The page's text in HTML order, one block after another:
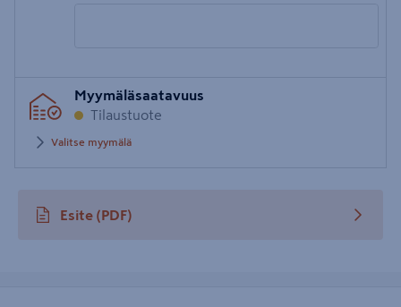
postinumero
Myymäläsaatavuus
Tilaustuote
Valitse myymälä
Esite (PDF)
avautuu uuteen välilehteen